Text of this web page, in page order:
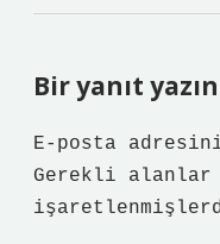
Bir yanıt yazın
E-posta
Gerekli alanlar